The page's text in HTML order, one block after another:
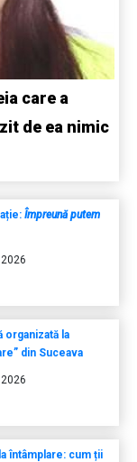
care a
de ea nimic
Împreună putem
organizată la
din Suceava
întâmplare: cum ții